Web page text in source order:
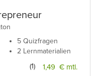
5 Quizfragen
2 Lernmaterialien
1,49 € mtl.
(1)